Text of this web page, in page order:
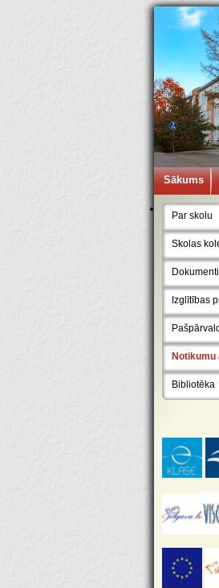
Sākums
Par skolu
Skolas
Dokumenti
Izglītības
Notikumu
Bibliotēka